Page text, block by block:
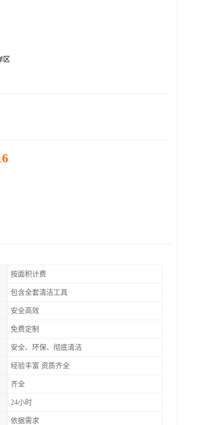
区
按面积计费
包含全套清洁工具
安全高效
免费定制
安全、环保、彻底清洁
经验丰富 资质齐全
齐全
24小时
依据需求